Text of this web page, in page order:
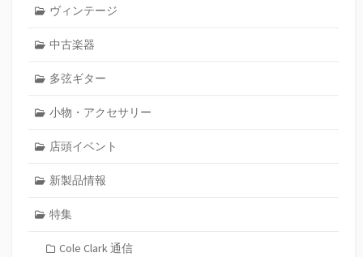
ヴィンテージ
中古楽器
多弦ギター
小物・アクセサリー
店頭イベント
新製品情報
特集
Cole Clark 通信